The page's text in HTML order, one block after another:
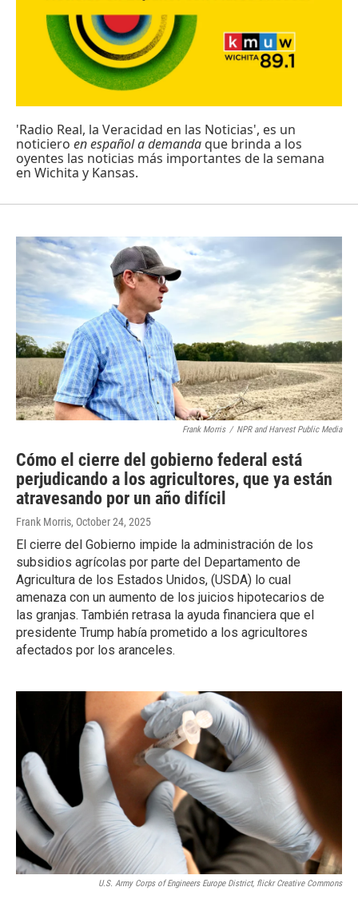
'Radio Real, la Veracidad en las Noticias', es un
noticiero en español a demanda que brinda a los
oyentes las noticias más importantes de la semana
en Wichita y Kansas.
Frank Morris / NPR and Harvest Public Media
Cómo el cierre del gobierno federal está
perjudicando a los agricultores, que ya están
atravesando por un año difícil
Frank Morris, October 24, 2025
El cierre del Gobierno impide la administración de los
subsidios agrícolas por parte del Departamento de
Agricultura de los Estados Unidos, (USDA) lo cual
amenaza con un aumento de los juicios hipotecarios de
las granjas. También retrasa la ayuda financiera que el
presidente Trump había prometido a los agricultores
afectados por los aranceles.
U.S. Army Corps of Engineers Europe District, flickr Creative Commons